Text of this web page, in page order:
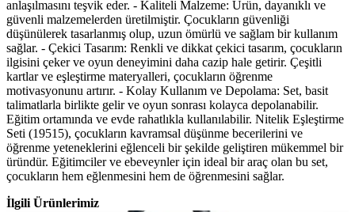
anlaşılmasını teşvik eder. - Kaliteli Malzeme: Ürün, dayanıklı ve
güvenli malzemelerden üretilmiştir. Çocukların güvenliği
düşünülerek tasarlanmış olup, uzun ömürlü ve sağlam bir kullanım
sağlar. - Çekici Tasarım: Renkli ve dikkat çekici tasarım, çocukların
ilgisini çeker ve oyun deneyimini daha cazip hale getirir. Çeşitli
kartlar ve eşleştirme materyalleri, çocukların öğrenme
motivasyonunu artırır. - Kolay Kullanım ve Depolama: Set, basit
talimatlarla birlikte gelir ve oyun sonrası kolayca depolanabilir.
Eğitim ortamında ve evde rahatlıkla kullanılabilir. Nitelik Eşleştirme
Seti (19515), çocukların kavramsal düşünme becerilerini ve
öğrenme yeteneklerini eğlenceli bir şekilde geliştiren mükemmel bir
üründür. Eğitimciler ve ebeveynler için ideal bir araç olan bu set,
çocukların hem eğlenmesini hem de öğrenmesini sağlar.
İlgili Ürünlerimiz